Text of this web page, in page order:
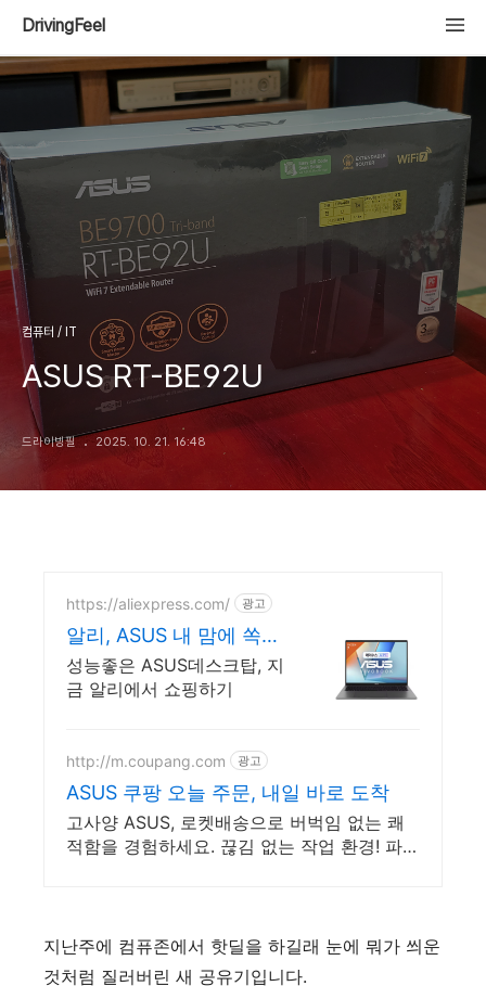
DrivingFeel
컴퓨터 / IT
ASUS RT-BE92U
드라이빙필 2025. 10. 21. 16:48
https://aliexpress.com/ 광고
알리, ASUS 내 맘에 쏙드
는 오늘의 특가
성능좋은 ASUS데스크탑, 지
금 알리에서 쇼핑하기
http://m.coupang.com 광고
ASUS 쿠팡 오늘 주문, 내일 바로 도착
고사양 ASUS, 로켓배송으로 버벅임 없는 쾌
적함을 경험하세요. 끊김 없는 작업 환경! 파워
지난주에 컴퓨존에서 핫딜을 하길래 눈에 뭐가 씌운
것처럼 질러버린 새 공유기입니다.